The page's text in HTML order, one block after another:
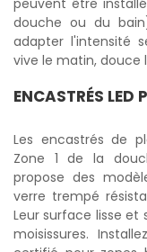
peuvent être
douche ou du
adapter l'intensité
vive le matin, douce
ENCASTRÉS LED
Les encastrés de
Zone 1 de la
propose des
verre trempé
Leur surface lisse
moisissures.